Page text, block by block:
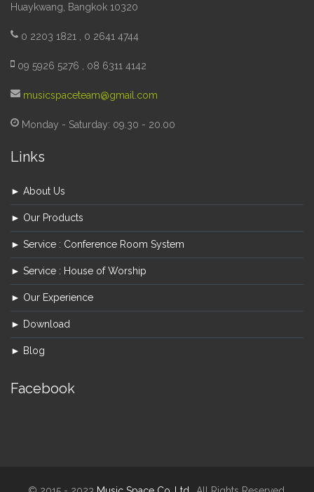
Huaykwang, Bangkok 10320
0 2203 1821 , 0 2641 4744
09 5926 5276 , 08 6311 4142
musicspaceteam@gmail.com
Monday - Saturday: 09.30 - 20.00
Links
► About Us
► Our Products
► Service : Conference Room System
► Service : House of Worship
► Our Experience
► Download
► Blog
Facebook